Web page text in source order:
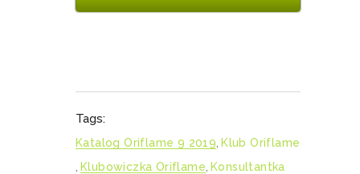
Tags:
Katalog Oriflame 9 2019 Klub Oriflame
Klubowiczka Oriflame Konsultantka